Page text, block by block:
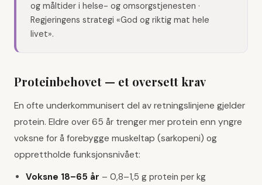
og måltider i helse- og omsorgstjenesten ·
Regjeringens strategi «God og riktig mat hele
livet».
Proteinbehovet — et oversett krav
En ofte underkommunisert del av retningslinjene gjelder
protein. Eldre over 65 år trenger mer protein enn yngre
voksne for å forebygge muskeltap (sarkopeni) og
opprettholde funksjonsnivået:
Voksne 18–65 år – 0,8–1,5 g protein per kg